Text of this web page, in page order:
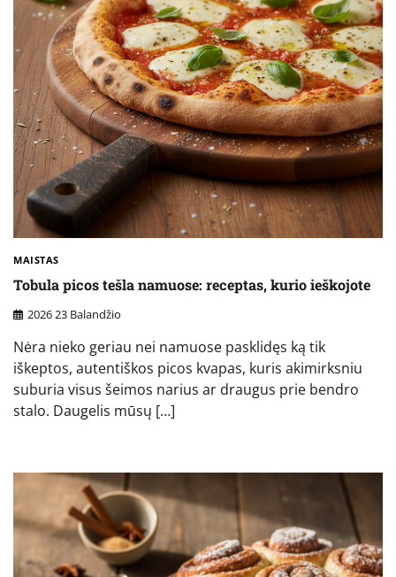
MAISTAS
Tobula picos tešla namuose: receptas, kurio ieškojote
2026 23 Balandžio
Nėra nieko geriau nei namuose pasklidęs ką tik
iškeptos, autentiškos picos kvapas, kuris akimirksniu
suburia visus šeimos narius ar draugus prie bendro
stalo. Daugelis mūsų […]